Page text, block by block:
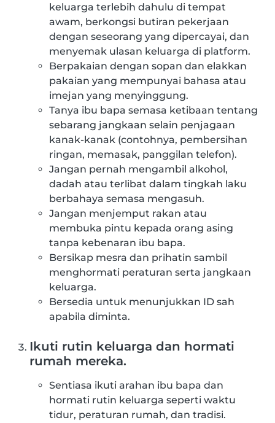
keluarga terlebih dahulu di tempat
awam, berkongsi butiran pekerjaan
dengan seseorang yang dipercayai, dan
menyemak ulasan keluarga di platform.
Berpakaian dengan sopan dan elakkan
pakaian yang mempunyai bahasa atau
imejan yang menyinggung.
Tanya ibu bapa semasa ketibaan tentang
sebarang jangkaan selain penjagaan
kanak-kanak (contohnya, pembersihan
ringan, memasak, panggilan telefon).
Jangan pernah mengambil alkohol,
dadah atau terlibat dalam tingkah laku
berbahaya semasa mengasuh.
Jangan menjemput rakan atau
membuka pintu kepada orang asing
tanpa kebenaran ibu bapa.
Bersikap mesra dan prihatin sambil
menghormati peraturan serta jangkaan
keluarga.
Bersedia untuk menunjukkan ID sah
apabila diminta.
Ikuti rutin keluarga dan hormati
rumah mereka.
Sentiasa ikuti arahan ibu bapa dan
hormati rutin keluarga seperti waktu
tidur, peraturan rumah, dan tradisi.